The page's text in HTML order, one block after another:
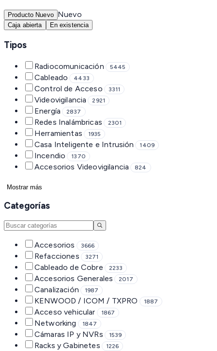
Producto Nuevo Nuevo
Caja abierta En existencia
Tipos
Radiocomunicación 5445
Cableado 4433
Control de Acceso 3311
Videovigilancia 2921
Energía 2837
Redes Inalámbricas 2301
Herramientas 1935
Casa Inteligente e Intrusión 1409
Incendio 1370
Accesorios Videovigilancia 824
Mostrar más
Categorías
Accesorios 3666
Refacciones 3271
Cableado de Cobre 2233
Accesorios Generales 2017
Canalización 1987
KENWOOD / ICOM / TXPRO 1887
Acceso vehicular 1867
Networking 1847
Cámaras IP y NVRs 1539
Racks y Gabinetes 1226